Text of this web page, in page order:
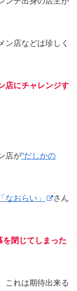
ン店などは珍しく
店にチャレンジす
店が“だしかの
「なおらい」
さん
を閉じてしまった
これは期待出来る